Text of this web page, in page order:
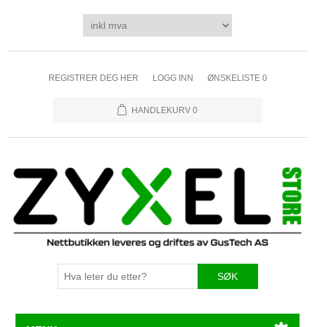
REGISTRER DEG HER LOGG INN ØNSKELISTE 0
HANDLEKURV 0
SØK